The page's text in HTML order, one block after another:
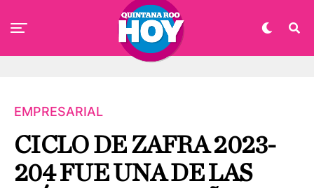
EMPRESARIAL
CICLO DE ZAFRA 2023-
204 FUE UNA DE LAS